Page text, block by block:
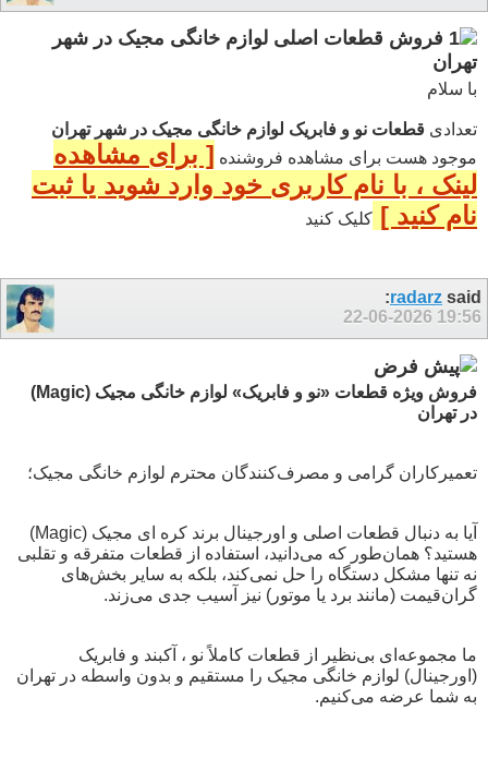
فروش قطعات اصلی لوازم خانگی مجیک در شهر
تهران
با سلام
تعدادی قطعات نو و فابریک لوازم خانگی مجیک در شهر تهران
موجود هست برای مشاهده فروشنده [ برای مشاهده
لینک ، با نام کاربری خود وارد شوید یا ثبت
نام کنید ] کلیک کنید
radarz said:
22-06-2026 19:56
فروش ویژه قطعات «نو و فابریک» لوازم خانگی مجیک (Magic)
در تهران
تعمیرکاران گرامی و مصرف‌کنندگان محترم لوازم خانگی مجیک؛
آیا به دنبال قطعات اصلی و اورجینال برند کره ای مجیک (Magic)
هستید؟ همان‌طور که می‌دانید، استفاده از قطعات متفرقه و تقلبی
نه تنها مشکل دستگاه را حل نمی‌کند، بلکه به سایر بخش‌های
گران‌قیمت (مانند برد یا موتور) نیز آسیب جدی می‌زند.
ما مجموعه‌ای بی‌نظیر از قطعات کاملاً نو ، آکبند و فابریک
(اورجینال) لوازم خانگی مجیک را مستقیم و بدون واسطه در تهران
به شما عرضه می‌کنیم.